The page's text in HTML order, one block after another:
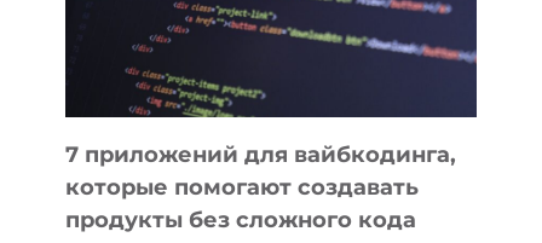
7 приложений для вайбкодинга,
которые помогают создавать
продукты без сложного кода